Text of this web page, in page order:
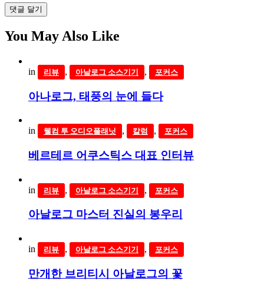
댓글 달기
You May Also Like
in 리뷰 , 아날로그 소스기기 , 포커스
아나로그, 태풍의 눈에 들다
in 웰컴 투 오디오플래닛 , 칼럼 , 포커스
베르테르 어쿠스틱스 대표 인터뷰
in 리뷰 , 아날로그 소스기기 , 포커스
아날로그 마스터 진실의 봉우리
in 리뷰 , 아날로그 소스기기 , 포커스
만개한 브리티시 아날로그의 꽃